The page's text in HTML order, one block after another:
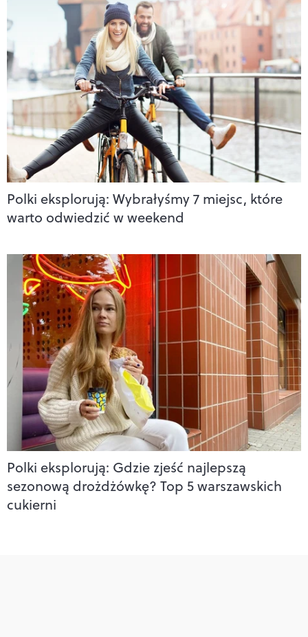
Polki eksplorują: Wybrałyśmy 7 miejsc, które
warto odwiedzić w weekend
Polki eksplorują: Gdzie zjeść najlepszą
sezonową drożdżówkę? Top 5 warszawskich
cukierni